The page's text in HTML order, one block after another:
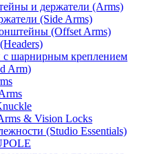
и держатели (Arms)
(Side Arms)
(Offset Arms)
шарнирным креплением
Arm)
& Vision Locks
(Studio Essentials)